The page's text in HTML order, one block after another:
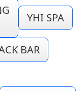
YHI SPA
BAR